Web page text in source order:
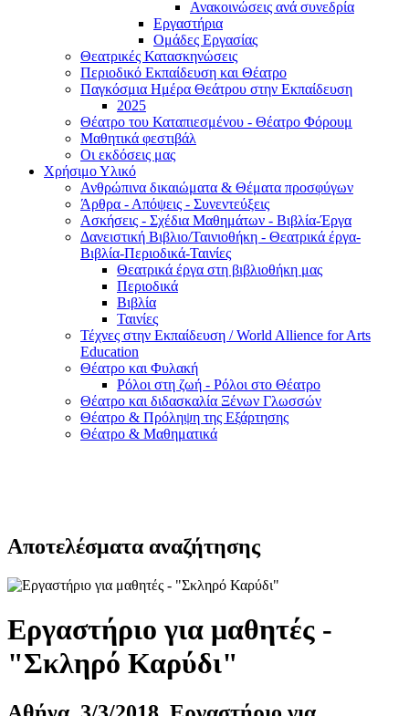
Ανακοινώσεις ανά συνεδρία
Εργαστήρια
Ομάδες Εργασίας
Θεατρικές Κατασκηνώσεις
Περιοδικό Εκπαίδευση και Θέατρο
Παγκόσμια Ημέρα Θεάτρου στην Εκπαίδευση
2025
Θέατρο του Καταπιεσμένου - Θέατρο Φόρουμ
Μαθητικά φεστιβάλ
Οι εκδόσεις μας
Χρήσιμο Υλικό
Ανθρώπινα δικαιώματα & Θέματα προσφύγων
Άρθρα - Απόψεις - Συνεντεύξεις
Ασκήσεις - Σχέδια Μαθημάτων - Βιβλία-Έργα
Δανειστική Βιβλιο/Ταινιοθήκη - Θεατρικά έργα-
Βιβλία-Περιοδικά-Ταινίες
Θεατρικά έργα στη βιβλιοθήκη μας
Περιοδικά
Βιβλία
Ταινίες
Τέχνες στην Εκπαίδευση / World Allience for Arts
Education
Θέατρο και Φυλακή
Ρόλοι στη ζωή - Ρόλοι στο Θέατρο
Θέατρο και διδασκαλία Ξένων Γλωσσών
Θέατρο & Πρόληψη της Εξάρτησης
Θέατρο & Μαθηματικά
Αποτελέσματα αναζήτησης
Εργαστήριο για μαθητές -
"Σκληρό Καρύδι"